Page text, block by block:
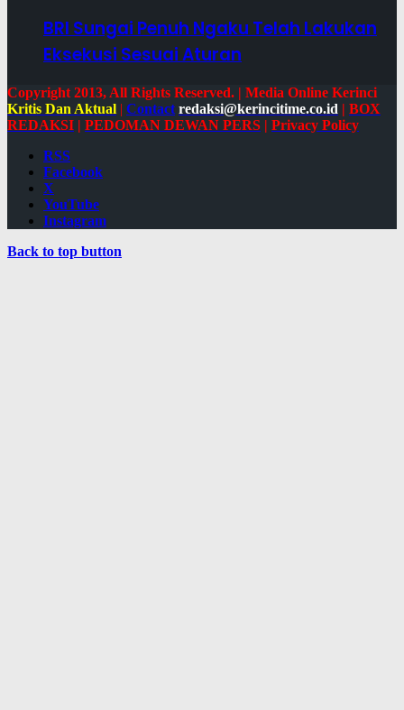
BRI Sungai Penuh Ngaku Telah Lakukan
Eksekusi Sesuai Aturan
Copyright 2013, All Rights Reserved. | Media Online Kerinci
Kritis Dan Aktual | Contact redaksi@kerincitime.co.id | BOX
REDAKSI | PEDOMAN DEWAN PERS | Privacy Policy
RSS
Facebook
X
YouTube
Instagram
Back to top button